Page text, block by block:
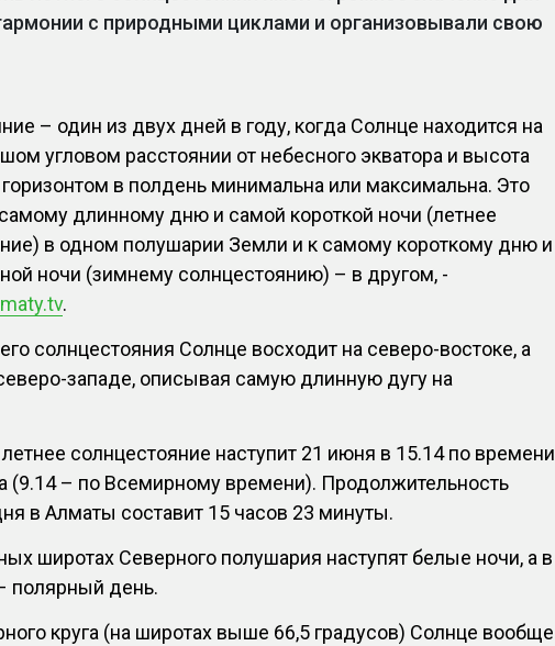
с природными циклами и организовывали свою
– один из двух дней в году, когда Солнце находится на
угловом расстоянии от небесного экватора и высота
в полдень минимальна или максимальна. Это
длинному дню и самой короткой ночи (летнее
в одном полушарии Земли и к самому короткому дню и
ночи (зимнему солнцестоянию) – в другом, -
.
солнцестояния Солнце восходит на северо-востоке, а
западе, описывая самую длинную дугу на
солнцестояние наступит 21 июня в 15.14 по времени
(9.14 – по Всемирному времени). Продолжительность
в Алматы составит 15 часов 23 минуты.
широтах Северного полушария наступят белые ночи, а в
полярный день.
круга (на широтах выше 66,5 градусов) Солнце вообще